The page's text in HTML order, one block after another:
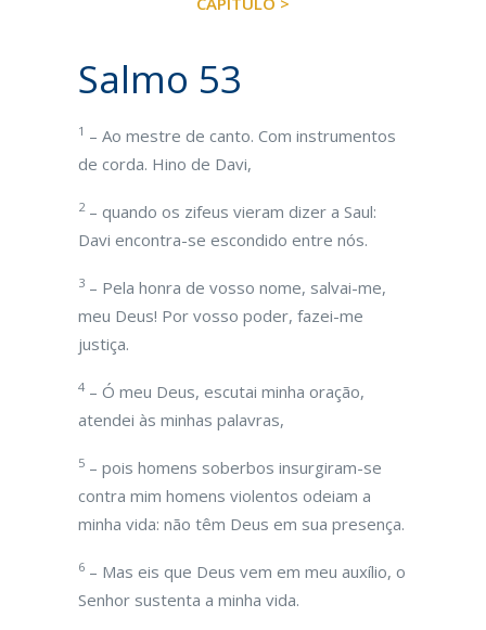
Salmo 53
1 – Ao mestre de canto. Com instrumentos
de corda. Hino de Davi,
2– quando os zifeus vieram dizer a Saul:
Davi encontra-se escondido entre nós.
3 – Pela honra de vosso nome, salvai-me,
meu Deus! Por vosso poder, fazei-me
justiça.
4 – Ó meu Deus, escutai minha oração,
atendei às minhas palavras,
5 – pois homens soberbos insurgiram-se
contra mim homens violentos odeiam a
minha vida: não têm Deus em sua presença.
6 – Mas eis que Deus vem em meu auxílio, o
Senhor sustenta a minha vida.